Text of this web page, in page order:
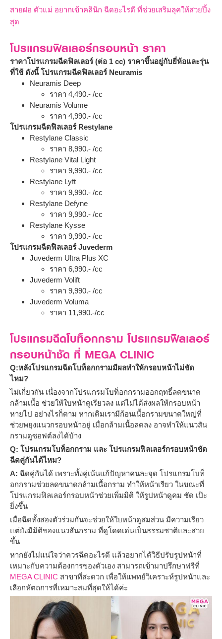
สายฝอ ตัวแม่ อยากเข้าคลินิก ฉีดอะไรดี ที่ช่วยเสริมลุคให้สวยปึ้ง
สุด
โปรแกรมฟิลเลอร์กรอบหน้า ราคา
ราคาโปรแกรมฉีดฟิลเลอร์ (ต่อ 1 cc) ราคาขึ้นอยู่กับยี่ห้อและรุ่น
ที่ใช้ ดังนี้ โปรแกรมฉีดฟิลเลอร์ Neuramis
Neuramis Deep
ราคา 4,490.- /cc
Neuramis Volume
ราคา 4,990.- /cc
โปรแกรมฉีดฟิลเลอร์ Restylane
Restylane Classic
ราคา 8,990.- /cc
Restylane Vital Light
ราคา 9,990.- /cc
Restylane Lyft
ราคา 9,990.- /cc
Restylane Defyne
ราคา 9,990.- /cc
Restylane Kysse
ราคา 9,990.- /cc
โปรแกรมฉีดฟิลเลอร์ Juvederm
Juvederm Ultra Plus XC
ราคา 6,990.- /cc
Juvederm Volift
ราคา 9,990.- /cc
Juvederm Voluma
ราคา 11,990.-/cc
โปรแกรมฉีดโบท็อกกราม โปรแกรมฟิลเลอร์
กรอบหน้าชัด ที่ MEGA CLINIC
Q:หลังโปรแกรมฉีดโบท็อกกรามมีผลทำให้กรอบหน้าไม่ชัด
ไหม?
ไม่เกี่ยวกัน เนื่องจากโปรแกรมโบท็อกกรามออกฤทธิ์ลดขนาด
กล้ามเนื้อ ช่วยให้ใบหน้าดูเรียวลง แต่ไม่ได้ส่งผลให้กรอบหน้า
หายไป อย่างไรก็ตาม หากเดิมเรามีก้อนเนื้อกรามขนาดใหญ่ที่
ช่วยพยุงแนวกรอบหน้าอยู่ เมื่อกล้ามเนื้อลดลง อาจทำให้แนวสัน
กรามดูซอฟต์ลงได้บ้าง
Q: โปรแกรมโบท็อกกราม และ โปรแกรมฟิลเลอร์กรอบหน้าชัด
ฉีดคู่กันได้ไหม?
A: ฉีดคู่กันได้ เพราะทั้งคู่เน้นแก้ปัญหาคนละจุด โปรแกรมโบท็
อกกรามช่วยลดขนาดกล้ามเนื้อกราม ทำให้หน้าเรียว ในขณะที่
โปรแกรมฟิลเลอร์กรอบหน้าช่วยเพิ่มมิติ ให้รูปหน้าดูคม ชัด เป๊ะ
ยิ่งขึ้น
เมื่อฉีดทั้งสองตัวร่วมกันจะช่วยให้ใบหน้าดูสมส่วน มีความเรียว
แต่ยังมีมิติของแนวสันกราม ที่ดูโดดเด่นเป็นธรรมชาติและสวย
ขึ้น
หากยังไม่แน่ใจว่าควรฉีดอะไรดี แล้วอยากได้วิธีปรับรูปหน้าที่
เหมาะกับความต้องการของตัวเอง สามารถเข้ามาปรึกษาฟรีที่
MEGA CLINIC สาขาที่สะดวก เพื่อให้แพทย์วิเคราะห์รูปหน้าและ
เลือกหัตถการที่เหมาะสมที่สุดให้ได้ค่ะ